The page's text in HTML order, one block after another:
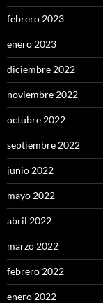
febrero 2023
enero 2023
diciembre 2022
noviembre 2022
octubre 2022
septiembre 2022
junio 2022
mayo 2022
abril 2022
marzo 2022
febrero 2022
enero 2022